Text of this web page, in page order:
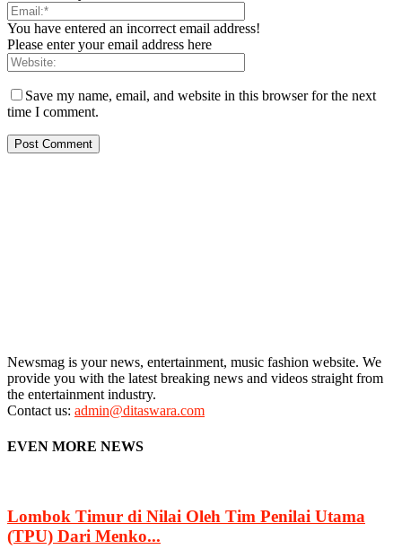
You have entered an incorrect email address!
Please enter your email address here
Save my name, email, and website in this browser for the next
time I comment.
Newsmag is your news, entertainment, music fashion website. We
provide you with the latest breaking news and videos straight from
the entertainment industry.
Contact us: admin@ditaswara.com
EVEN MORE NEWS
Lombok Timur di Nilai Oleh Tim Penilai Utama
(TPU) Dari Menko...